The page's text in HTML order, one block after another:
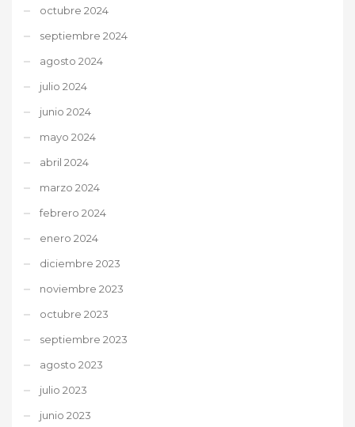
octubre 2024
septiembre 2024
agosto 2024
julio 2024
junio 2024
mayo 2024
abril 2024
marzo 2024
febrero 2024
enero 2024
diciembre 2023
noviembre 2023
octubre 2023
septiembre 2023
agosto 2023
julio 2023
junio 2023